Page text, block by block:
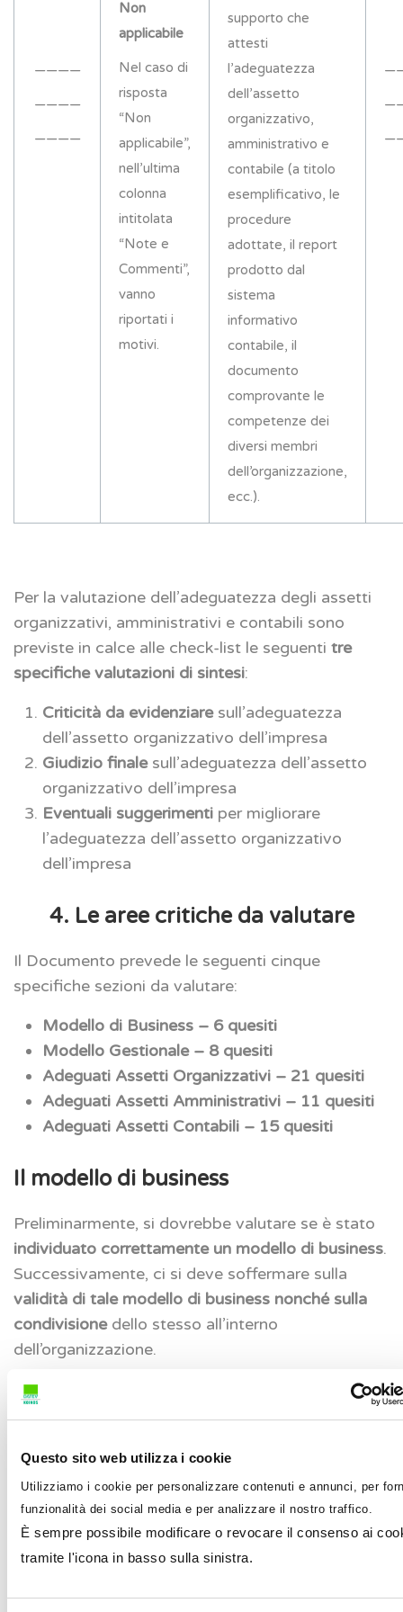
Questo sito web utilizza i cookie
Utilizziamo i cookie per personalizzare contenuti e annunci, per
funzionalità dei social media e per analizzare il nostro traffico.
È sempre possibile modificare o revocare il consenso ai
tramite l'icona in basso sulla sinistra.
————
————
————
Non
applicabile
Nel caso di
risposta
“Non
applicabile”,
nell’ultima
colonna
intitolata
“Note e
Commenti”,
vanno
riportati i
motivi.
supporto che
attesti
l’adeguatezza
dell’assetto
organizzativo,
amministrativo e
contabile (a titolo
esemplificativo, le
procedure
adottate, il report
prodotto dal
sistema
informativo
contabile, il
documento
comprovante le
competenze dei
diversi membri
dell’organizzazione,
ecc.).
Per la valutazione dell’adeguatezza degli assetti
organizzativi, amministrativi e contabili sono
previste in calce alle check-list le seguenti tre
specifiche valutazioni di sintesi:
Criticità da evidenziaresull’adeguatezza
dell’assetto organizzativo dell’impresa
Giudizio finalesull’adeguatezza dell’assetto
organizzativo dell’impresa
Eventuali suggerimenti per migliorare
l’adeguatezza dell’assetto organizzativo
dell’impresa
4. Le aree critiche da valutare
Il Documento prevede le seguenti cinque
specifiche sezioni da valutare:
Modello di Business – 6 quesiti
Modello Gestionale – 8 quesiti
Adeguati Assetti Organizzativi – 21 quesiti
Adeguati Assetti Amministrativi – 11 quesiti
Adeguati Assetti Contabili – 15 quesiti
Il modello di business
Preliminarmente, si dovrebbe valutare se è stato
individuato correttamente un modello di business.
Successivamente, ci si deve soffermare sulla
validità di tale modello di business nonché sulla
condivisionedello stesso all’interno
dell’organizzazione.
L’analisi del modello di business avviene con il
supporto di 6 quesiti contenuti nella check-list, da
business è importante la conoscenza della
costruzione del modello stesso.
Molto significativo per la comprensione di cosa si
intenda per modello di business, il documento in